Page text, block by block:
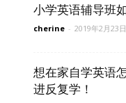
小学英语辅导班
cherine - 2019年2月23日
想在家自学英语
进反复学！